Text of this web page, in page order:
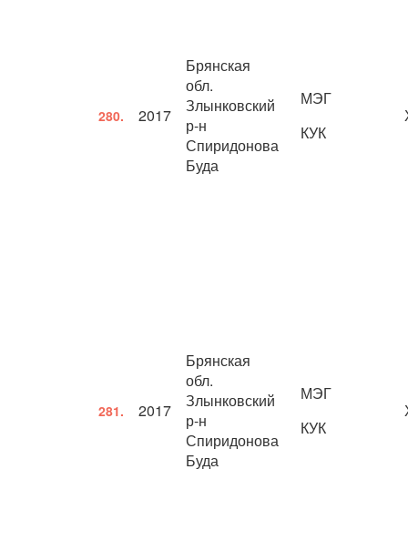
280. 2017
Брянская
обл.
Злынковский
р-н
Спиридонова
Буда
МЭГ
КУК
281. 2017
Брянская
обл.
Злынковский
р-н
Спиридонова
Буда
МЭГ
КУК